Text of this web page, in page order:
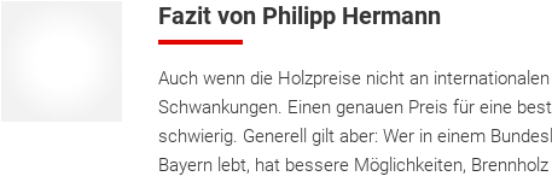
Fazit von Philipp Hermann
Auch wenn die Holzpreise nicht an
Schwankungen. Einen genauen Preis für eine
schwierig. Generell gilt aber: Wer in einem
Bayern lebt, hat bessere Möglichkeiten,